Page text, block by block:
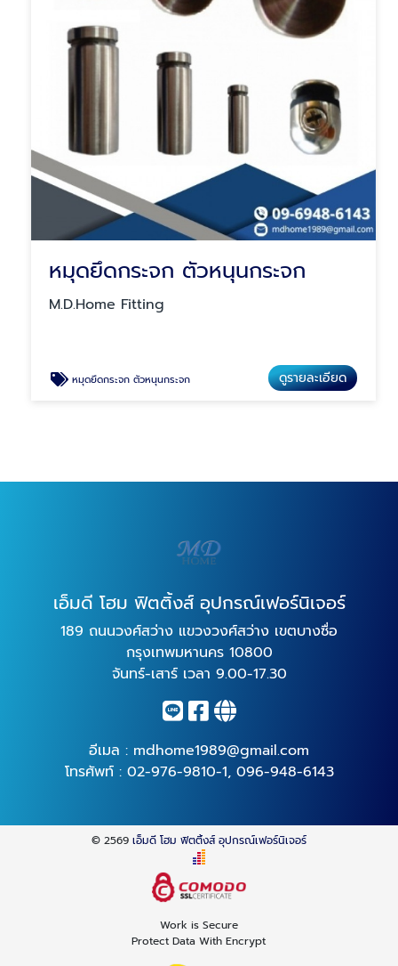
หมุดยึดกระจก ตัวหนุนกระจก
M.D.Home Fitting
หมุดยึดกระจก ตัวหนุนกระจก ดูรายละเอียด
เอ็มดี โฮม ฟิตติ้งส์ อุปกรณ์เฟอร์นิเจอร์
189 ถนนวงศ์สว่าง แขวงวงศ์สว่าง เขตบางซื่อ
กรุงเทพมหานคร 10800
จันทร์-เสาร์ เวลา 9.00-17.30
อีเมล : mdhome1989@gmail.com
โทรศัพท์ : 02-976-9810-1, 096-948-6143
© 2569 เอ็มดี โฮม ฟิตติ้งส์ อุปกรณ์เฟอร์นิเจอร์
Work is Secure
Protect Data With Encrypt